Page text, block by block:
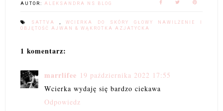
AUTOR: ALEKSANDRA NS BLOG
SATTVA ,WCIERKA DO SKÓRY GŁOWY NAWILŻENIE I
OBJĘTOŚĆ AJWAN & WĄKROTKA AZJATYCKA
1 komentarz:
marrlifee 19 października 2022 17:55
Wcierka wydaję się bardzo ciekawa
Odpowiedz